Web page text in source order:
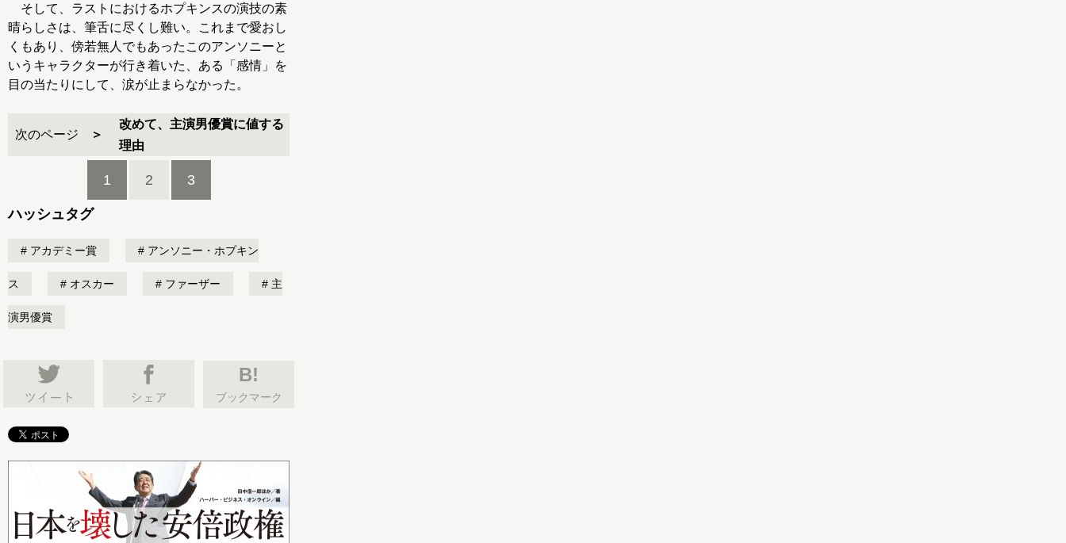
そして、ラストにおけるホプキンスの演技の素
晴らしさは、筆舌に尽くし難い。これまで愛おし
くもあり、傍若無人でもあったこのアンソニーと
いうキャラクターが行き着いた、ある「感情」を
目の当たりにして、涙が止まらなかった。
次のページ
改めて、主演男優賞に値する
理由
1 2 3
ハッシュタグ
アカデミー賞 アンソニー・ホプキン
ス オスカー ファーザー 主
演男優賞
B!
ブックマーク